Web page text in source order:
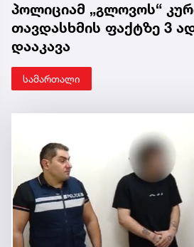
პოლიციამ „გლოვოს“
თავდასხმის ფაქტზე 3
დააკავა
სამართალი